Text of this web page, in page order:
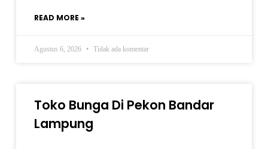
READ MORE »
Agustus 6, 2026 Tidak ada komentar
Toko Bunga Di Pekon Bandar
Lampung